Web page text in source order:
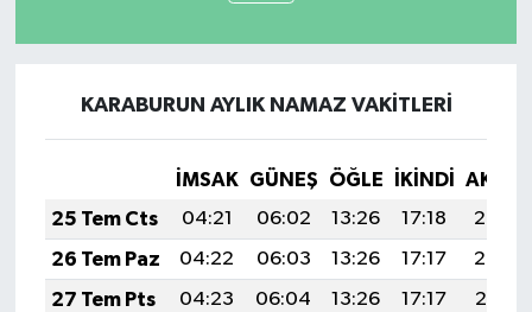
KARABURUN AYLIK NAMAZ VAKITLERI
İMSAK GÜNEŞ ÖĞLE İKINDI
25 Tem Cts
04:21 06:02 13:26 17:18
20:39
26 Tem Paz
04:22 06:03 13:26 17:17
20:38
27 Tem Pts
04:23 06:04 13:26 17:17
20:37